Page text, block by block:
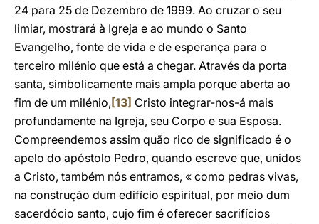
24 para 25 de Dezembro de 1999. Ao cruzar o seu
limiar, mostrará à Igreja e ao mundo o Santo
Evangelho, fonte de vida e de esperança para o
terceiro milénio que está a chegar. Através da porta
santa, simbolicamente mais ampla porque aberta ao
fim de um milénio, [13] Cristo integrar-nos-á mais
profundamente na Igreja, seu Corpo e sua Esposa.
Compreendemos assim quão rico de significado é o
apelo do apóstolo Pedro, quando escreve que, unidos
a Cristo, também nós entramos, « como pedras vivas,
na construção dum edifício espiritual, por meio dum
sacerdócio santo, cujo fim é oferecer sacrifícios